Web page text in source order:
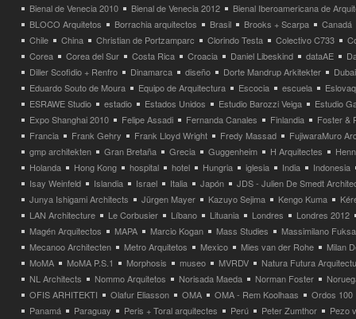
Bienal de Venecia 2010
Bienal de Venecia 2012
Bienal Iberoamericana de
BLOCO Arquitetos
Borrachia arquitectos Brasil Brooks + Scarpa
Canadá
Chile
China Christian de Portzamparc Clorindo Testa Colectivo C733
Corea
Corea del Sur Costa Rica Croacia Daniel Libeskind dataAE
Diller Scofidio + Renfro
Dinamarca diseño Dorte Mandrup Arkitekter
Dubai
Eduardo Souto de Moura
Equipo de Arquitectura Escocia escuela
ESRAWE Studio
estadio Estados Unidos Estudio Barozzi Veiga
Estudio
Expo Shanghai 2010
Felipe Assadi Fernanda Canales Finlandia
Foster &
Francia
Frank Gehry Frank Lloyd Wright Fredy Massad
FujiwaraMuro
gmp architekten
Gran Bretaña Grecia Guggenheim H Arquitectes
Holanda
Hong Kong hospital hotel Hungria iglesia India
Indonesia
Isay Weinfeld
Islandia Israel Italia Japón
JDS - Julien De Smedt
Junya Ishigami Architects
Jürgen Mayer Kazuyo Sejima Kengo Kuma
LAN Architecture
Le Corbusier Líbano Lituania Londres
Londres 2012
Magén Arquitectos
MAPA Marcio Kogan Mass Studies
Massimilano
Mecanoo Architecten
Metro Arquitetos Mexico Mies van der Rohe
Milan
MoMA
MoMA P.S.1 Morphosis museo MVRDV
Natura Futura
NL Architects
Nommo Arquitetos Norisada Maeda Norman Foster
OFIS ARHITEKTI
Olafur Eliasson OMA OMA - Rem Koolhaas
Ordos 100
Panamá
Paraguay Peris + Toral arquitectes Perú Peter Zumthor
Pezo